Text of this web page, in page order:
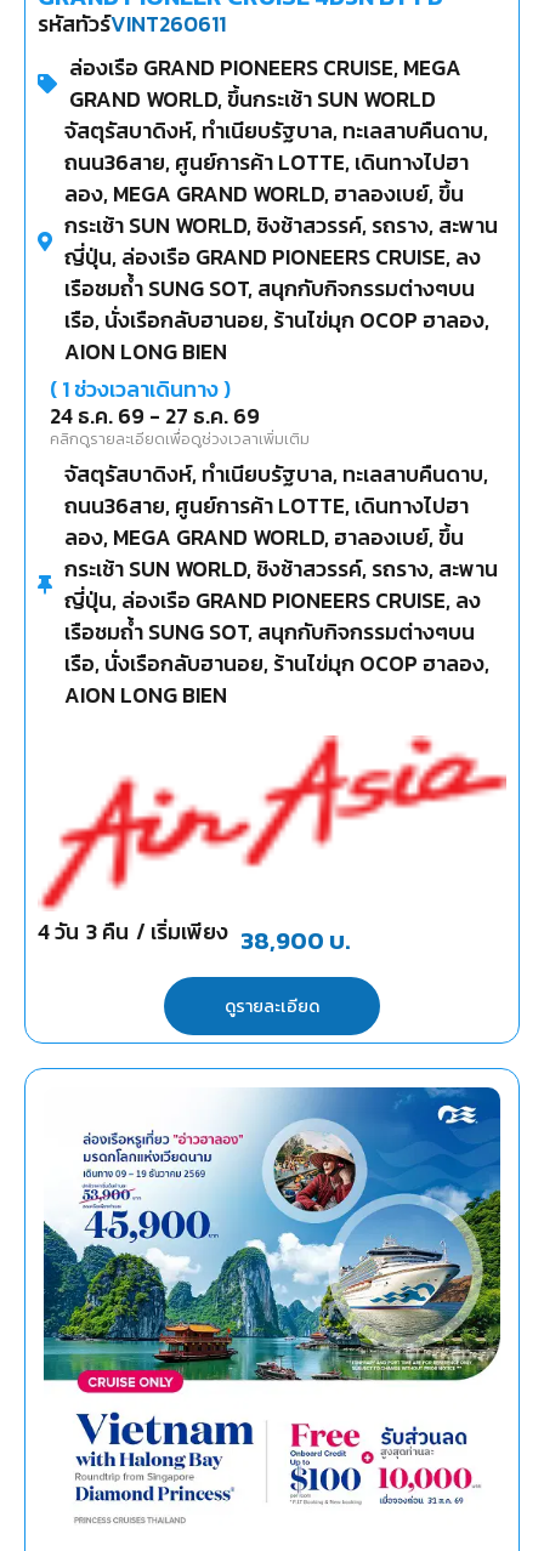
รหัสทัวร์VINT260611
ล่องเรือ GRAND PIONEERS CRUISE, MEGA
GRAND WORLD, ขึ้นกระเช้า SUN WORLD
จัสตุรัสบาดิงห์, ทำเนียบรัฐบาล, ทะเลสาบคืนดาบ,
ถนน36สาย, ศูนย์การค้า LOTTE, เดินทางไปฮา
ลอง, MEGA GRAND WORLD, ฮาลองเบย์, ขึ้น
กระเช้า SUN WORLD, ชิงช้าสวรรค์, รถราง, สะพาน
ญี่ปุ่น, ล่องเรือ GRAND PIONEERS CRUISE, ลง
เรือชมถ้ำ SUNG SOT, สนุกกับกิจกรรมต่างๆบน
เรือ, นั่งเรือกลับฮานอย, ร้านไข่มุก OCOP ฮาลอง,
AION LONG BIEN
(1ช่วงเวลาเดินทาง )
24 ธ.ค. 69 - 27 ธ.ค. 69
คลิกดูรายละเอียดเพื่อดูช่วงเวลาเพิ่มเติม
จัสตุรัสบาดิงห์, ทำเนียบรัฐบาล, ทะเลสาบคืนดาบ,
ถนน36สาย, ศูนย์การค้า LOTTE, เดินทางไปฮา
ลอง, MEGA GRAND WORLD, ฮาลองเบย์, ขึ้น
กระเช้า SUN WORLD, ชิงช้าสวรรค์, รถราง, สะพาน
ญี่ปุ่น, ล่องเรือ GRAND PIONEERS CRUISE, ลง
เรือชมถ้ำ SUNG SOT, สนุกกับกิจกรรมต่างๆบน
เรือ, นั่งเรือกลับฮานอย, ร้านไข่มุก OCOP ฮาลอง,
AION LONG BIEN
4วัน 3คืน / เริ่มเพียง 38,900 บ.
ดูรายละเอียด